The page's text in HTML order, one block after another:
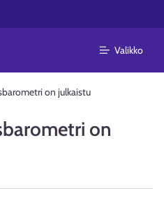
Valikko
on julkaistu
on